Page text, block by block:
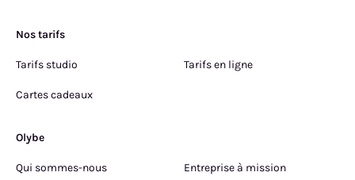
Nos tarifs
Tarifs studio Tarifs en ligne
Cartes cadeaux
Olybe
Qui sommes-nous Entreprise à mission